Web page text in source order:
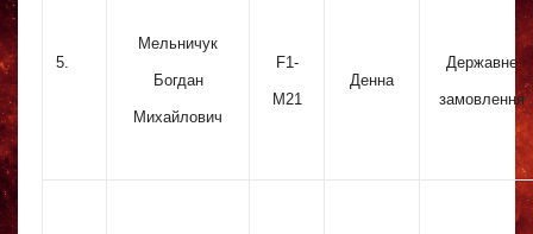
5.
Мельничук
Богдан
Михайлович
F1-
M21
Денна
Державне
замовлення